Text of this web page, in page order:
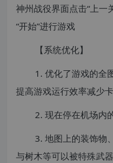
神州战役界面点击“上一
“开始”进行游戏
【系统优化】
1. 优化了游戏的全
提高游戏运行效率减少
2. 现在停在机场内
3. 地图上的装饰物
与树木等可以被特殊武